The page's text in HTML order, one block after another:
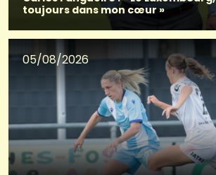
toujours dans mon cœur »
05/08/2026